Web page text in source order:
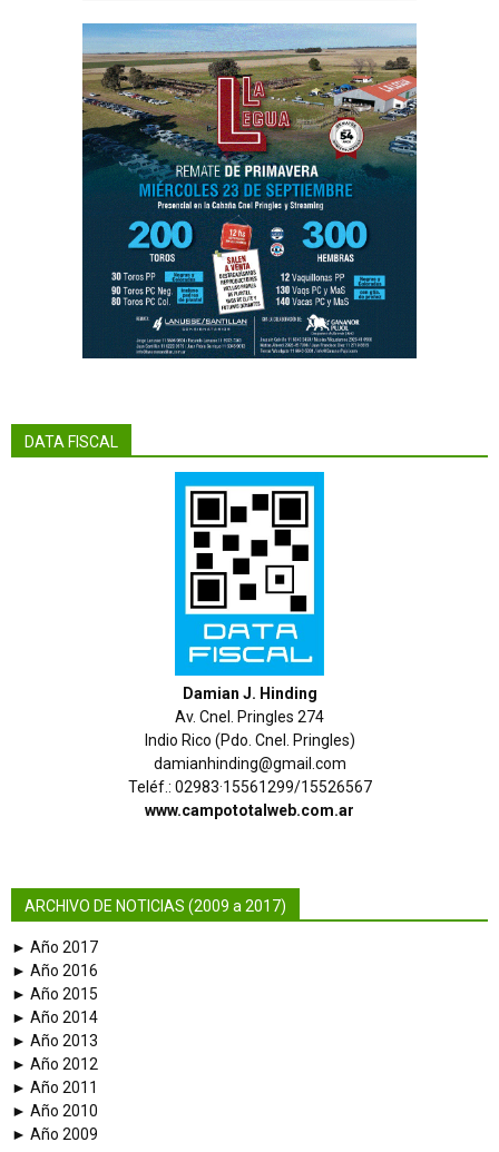
DATA FISCAL
Damian J. Hinding
Av. Cnel. Pringles 274
Indio Rico (Pdo. Cnel. Pringles)
damianhinding@gmail.com
Teléf.: 02983·15561299/15526567
www.campototalweb.com.ar
ARCHIVO DE NOTICIAS (2009 a 2017)
► Año 2017
► Año 2016
► Año 2015
► Año 2014
► Año 2013
► Año 2012
► Año 2011
► Año 2010
► Año 2009